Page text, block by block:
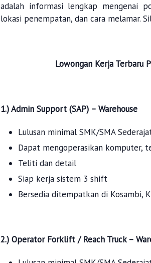
adalah informasi lengkap mengenai
lokasi penempatan, dan cara melamar.
Lowongan Kerja Terbaru
1.) Admin Support (SAP) – Warehouse
Lulusan minimal SMK/SMA
Dapat mengoperasikan komputer,
Teliti dan detail
Siap kerja sistem 3 shift
Bersedia ditempatkan di Kosambi,
2.) Operator Forklift / Reach Truck –